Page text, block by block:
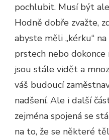
pochlubit. Musí být
Hodně dobře zvažte,
abyste měli „kérku“
prstech nebo
jsou stále vidět a
váš budoucí
nadšení. Ale i další
zejména spojená se
na to, že se některé